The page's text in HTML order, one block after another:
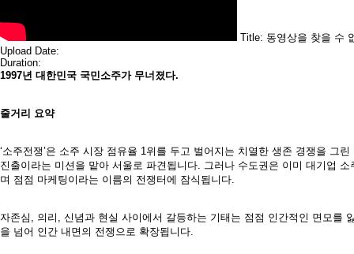
Title: 동영상을 찾을 수
Upload Date:
Duration:
1997년 대한민국 국민소주가 무너졌다.
줄거리 요약
‘소주전쟁’은 소주 시장 점유율 1위를 두고 벌어지는 치열한 생존 경쟁을 그
진출이라는 미션을 맡아 서울로 파견됩니다. 그러나 수도권은 이미 대기업
며 점점 마케팅이라는 이름의 전쟁터에 잠식됩니다.
자존심, 의리, 신념과 현실 사이에서 갈등하는 기태는 점점 인간적인 면모를
을 넘어 인간 내면의 전쟁으로 확장됩니다.